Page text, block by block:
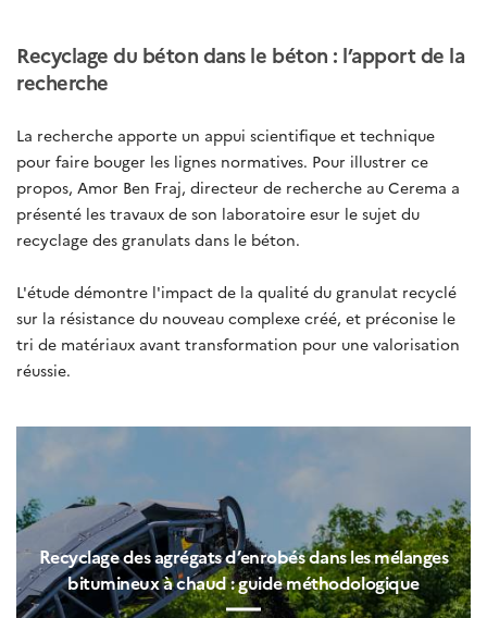
Recyclage du béton dans le béton : l’apport de la
recherche
La recherche apporte un appui scientifique et technique
pour faire bouger les lignes normatives. Pour illustrer ce
propos, Amor Ben Fraj, directeur de recherche au Cerema a
présenté les travaux de son laboratoire esur le sujet du
recyclage des granulats dans le béton.
L'étude démontre l'impact de la qualité du granulat recyclé
sur la résistance du nouveau complexe créé, et préconise le
tri de matériaux avant transformation pour une valorisation
réussie.
Recyclage des agrégats d’enrobés dans les mélanges
bitumineux à chaud : guide méthodologique